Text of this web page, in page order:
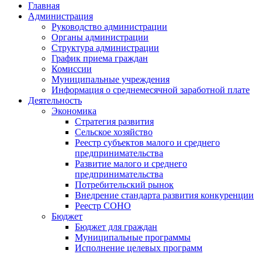
Главная
Администрация
Руководство администрации
Органы администрации
Структура администрации
График приема граждан
Комиссии
Муниципальные учреждения
Информация о среднемесячной заработной плате
Деятельность
Экономика
Стратегия развития
Сельское хозяйство
Реестр субъектов малого и среднего
предпринимательства
Развитие малого и среднего
предпринимательства
Потребительский рынок
Внедрение стандарта развития конкуренции
Реестр СОНО
Бюджет
Бюджет для граждан
Муниципальные программы
Исполнение целевых программ